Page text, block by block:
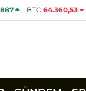
BTC 64.360,53